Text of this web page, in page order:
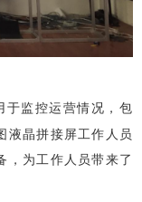
于监控运营情况，包
液晶拼接屏工作人员
，为工作人员带来了